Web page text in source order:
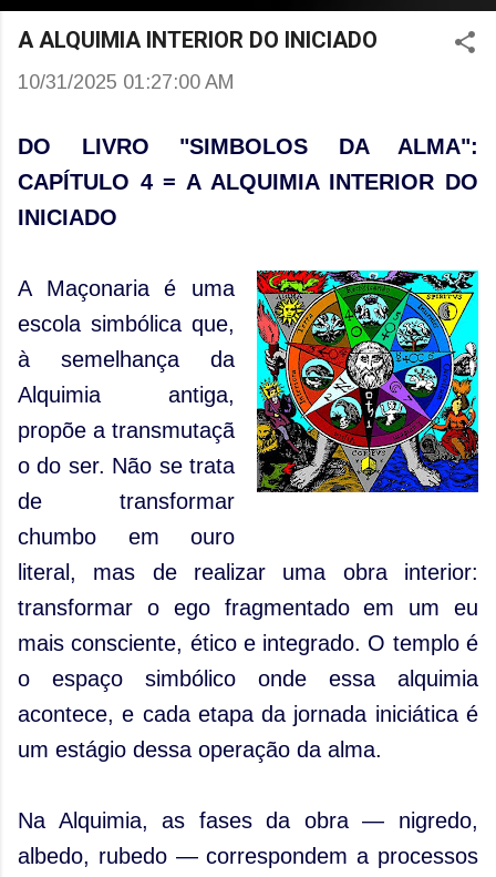
Pular para o conteúdo principal
A ALQUIMIA INTERIOR DO INICIADO
10/31/2025 01:27:00 AM
DO LIVRO "SIMBOLOS DA ALMA":
CAPÍTULO 4 = A ALQUIMIA INTERIOR DO
INICIADO
A Maçonaria é uma
escola simbólica que,
à semelhança da
Alquimia antiga,
propõe a transmutaçã
o do ser. Não se trata
de transformar
chumbo em ouro
literal, mas de realizar uma obra interior:
transformar o ego fragmentado em um eu
mais consciente, ético e integrado. O templo é
o espaço simbólico onde essa alquimia
acontece, e cada etapa da jornada iniciática é
um estágio dessa operação da alma.
Na Alquimia, as fases da obra — nigredo,
albedo, rubedo — correspondem a processos